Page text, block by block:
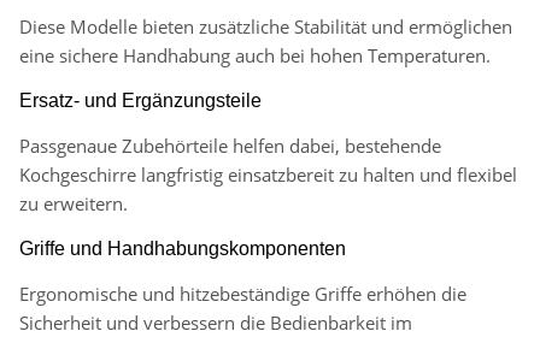
Diese Modelle bieten zusätzliche Stabilität und ermöglichen
eine sichere Handhabung auch bei hohen Temperaturen.
Ersatz- und Ergänzungsteile
Passgenaue Zubehörteile helfen dabei, bestehende
Kochgeschirre langfristig einsatzbereit zu halten und flexibel
zu erweitern.
Griffe und Handhabungskomponenten
Ergonomische und hitzebeständige Griffe erhöhen die
Sicherheit und verbessern die Bedienbarkeit im